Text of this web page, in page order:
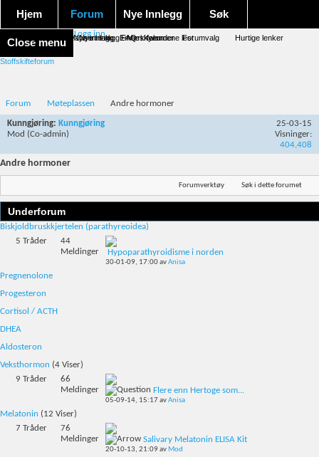
Hjem Forum
Nye innlegg FAQ Kalender Forumvalg Hurtige lenker
Nye Innlegg
Nye innlegg Merk forumene lest
Søk
Avansert søk Emneskyen
Close menu
Logg inn
Stoffskifteforum
Forum Møteplassen Andre hormoner
Kunngjøring: Kunngjøring
Mod (Co-admin)
25-03-15
Visninger:
404,408
Andre hormoner
Forumverktøy Søk i dette forumet
Underforum
Biskjoldbruskkjertelen (parathyreoidea)
5 Tråder
44
Meldinger
Hypoparathyroidisme i norden
30-01-09, 17:00avAnisa
Pregnenolone
Progesteron
Cortisol / ACTH
DHEA
Aldosteron
Veksthormon (4 Viser)
9 Tråder
66
Meldinger
Flere enn Hertoge som...
05-09-14, 15:17avAnisa
Melatonin (12 Viser)
7 Tråder
76
Meldinger
Salivary Melatonin ELISA Kit
20-10-13, 21:09av Mod